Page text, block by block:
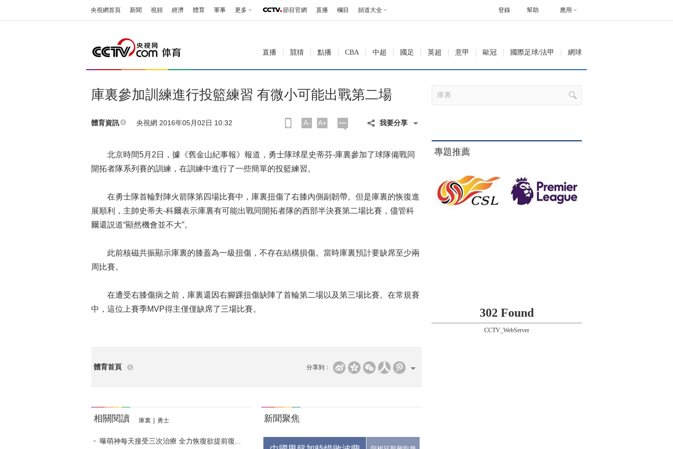
央視網首頁 新聞 視頻 經濟 體育 軍事 更多 節目官網 直播 欄目 頻道大全 幫助 應用
登錄
直播 競猜 點播 CBA 中超 國足 英超 意甲 歐冠 國際足球/法甲 網球
庫裏參加訓練進行投籃練習 有微小可能出戰第二場
體育資訊 央視網 2016年05月02日 10:32 A- A+ 我要分享
北京時間5月2日，據《舊金山紀事報》報道，勇士隊球星史蒂芬-庫裏參加了球隊備戰同
開拓者隊系列賽的訓練，在訓練中進行了一些簡單的投籃練習。
在勇士隊首輪對陣火箭隊第四場比賽中，庫裏扭傷了右膝內側副韌帶。但是庫裏的恢復進
展順利，主帥史蒂夫-科爾表示庫裏有可能出戰同開拓者隊的西部半決賽第二場比賽，儘管科
爾還説道“顯然機會並不大”。
此前核磁共振顯示庫裏的膝蓋為一級扭傷，不存在結構損傷。當時庫裏預計要缺席至少兩
周比賽。
在遭受右膝傷病之前，庫裏還因右腳踝扭傷缺陣了首輪第二場以及第三場比賽。在常規賽
中，這位上賽季MVP得主僅僅缺席了三場比賽。
體育首頁 分享到：
相關閱讀 庫裏 勇士
曝萌神每天接受三次治療 全力恢復欲提前復...
新聞聚焦
專題推薦
302 Found
CCTV_WebServer